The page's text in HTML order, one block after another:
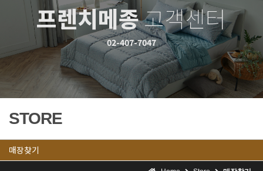
프렌치메종고객센터
02-407-7047
STORE
매장찾기